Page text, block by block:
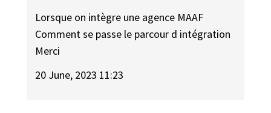
Lorsque on intègre une agence MAAF
Comment se passe le parcour d intégration
Merci
20 June, 2023 11:23